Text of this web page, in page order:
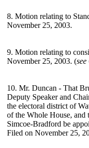
8. Motion relating to
November 25, 2003.
9. Motion relating to
November 25, 2003. (
10. Mr. Duncan - That
Deputy Speaker and
the electoral district of
of the Whole House, and
Simcoe-Bradford be
Filed on November 25,